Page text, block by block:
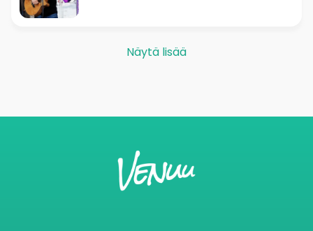
Näytä lisää